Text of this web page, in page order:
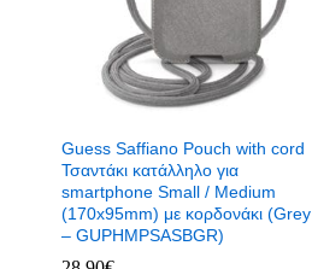
Guess Saffiano Pouch with cord
Τσαντάκι κατάλληλο για
smartphone Small / Medium
(170x95mm) με κορδονάκι (Grey
– GUPHMPSASBGR)